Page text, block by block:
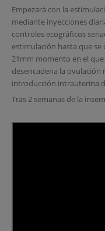
Empezará con la
mediante inyecciones
controles ecográficos
estimulación hasta que
21mm momento en el
desencadena la
introducción intrauterina
Tras 2 semanas de la